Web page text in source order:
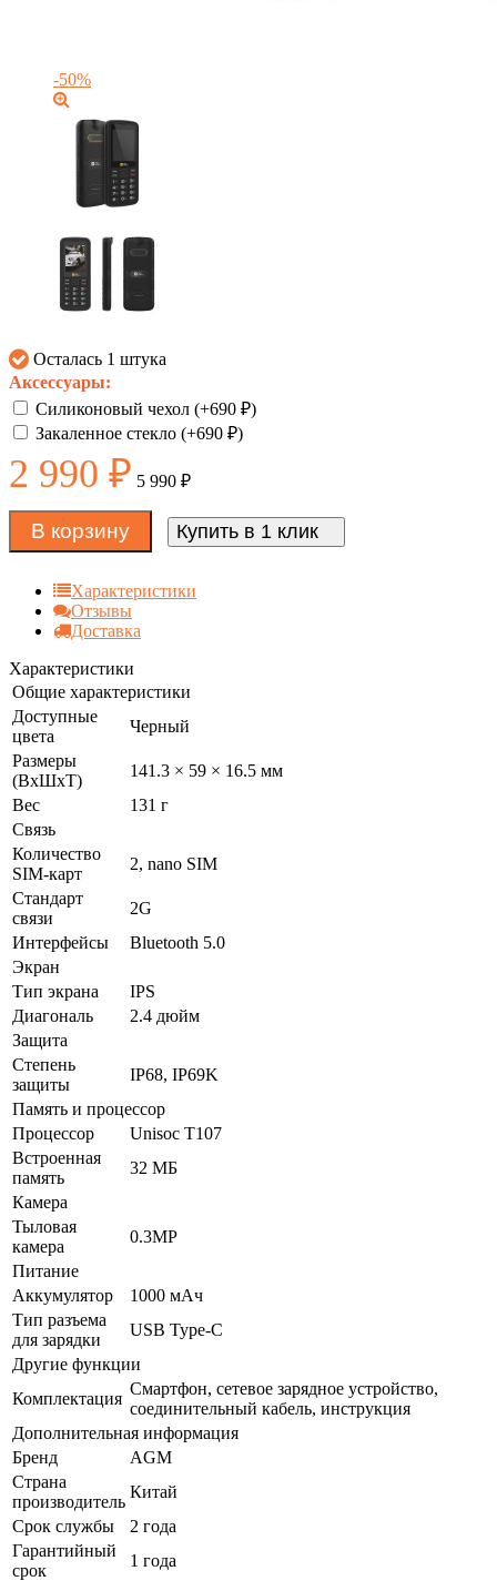
-50%
Осталась 1 штука
Аксессуары:
Силиконовый чехол (+690 ₽)
Закаленное стекло (+690 ₽)
2 990 ₽ 5 990 ₽
В корзину Купить в 1 клик
Характеристики
Отзывы
Доставка
Характеристики
Общие характеристики
Доступные
цвета
Черный
Размеры
(ВxШxТ)
141.3 × 59 × 16.5 мм
Вес
131 г
Связь
Количество
SIM-карт
2, nano SIM
Стандарт
связи
2G
Интерфейсы
Bluetooth 5.0
Экран
Тип экрана
IPS
Диагональ
2.4 дюйм
Защита
Степень
защиты
IP68, IP69K
Память и процессор
Процессор
Unisoc T107
Встроенная
память
32 МБ
Камера
Тыловая
камера
0.3MP
Питание
Аккумулятор
1000 мАч
Тип разъема
для зарядки
USB Type-C
Другие функции
Комплектация
Смартфон, сетевое зарядное устройство,
соединительный кабель, инструкция
Дополнительная информация
Бренд
AGM
Страна
производитель
Китай
Срок службы
2 года
Гарантийный
срок
1 года